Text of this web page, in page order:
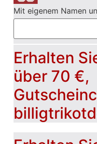
Mit eigenem Namen
Erhalten
über 70 €,